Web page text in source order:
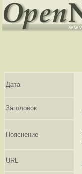
Дата
Заголовок
Пояснение
URL